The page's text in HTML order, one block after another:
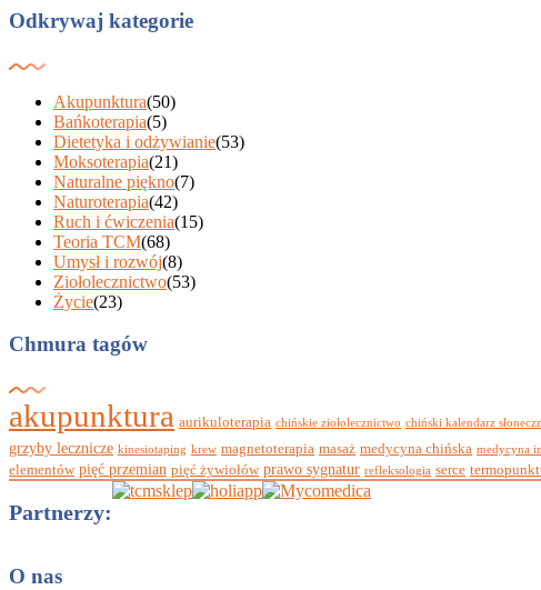
Odkrywaj kategorie
Akupunktura(50)
Bańkoterapia(5)
Dietetyka i odżywianie(53)
Moksoterapia(21)
Naturalne piękno(7)
Naturoterapia(42)
Ruch i ćwiczenia(15)
Teoria TCM(68)
Umysł i rozwój(8)
Ziołolecznictwo(53)
Życie(23)
Chmura tagów
akupunktura aurikuloterapia chińskie ziołolecznictwo chiński kalendarz
grzyby lecznicze kinesiotaping krew magnetoterapia masaż medycyna chińska medycyna
elementów pięć przemian pięć żywiołów prawo sygnatur refleksologia serce
Partnerzy:
O nas